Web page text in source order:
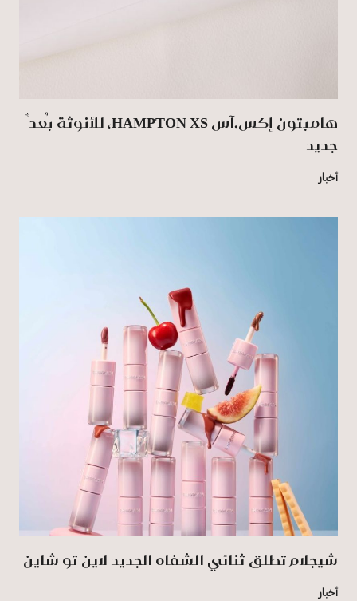
هامبتون إكس.آس HAMPTON XS، للأنوثة بُعدٌ
جديد
أخبار
شيجلام تطلق ثنائي الشفاه الجديد لاين تو شاين
أخبار